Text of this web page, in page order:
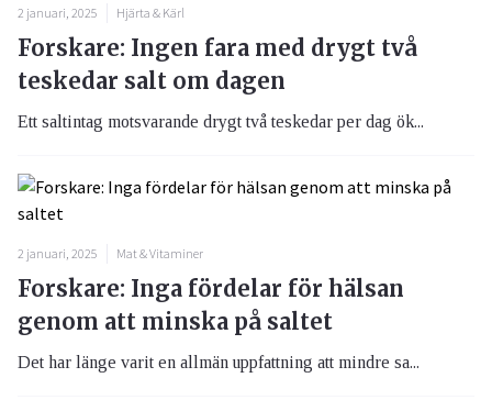
2 januari, 2025 Hjärta & Kärl
Forskare: Ingen fara med drygt två
teskedar salt om dagen
Ett saltintag motsvarande drygt två teskedar per dag ök...
2 januari, 2025 Mat & Vitaminer
Forskare: Inga fördelar för hälsan
genom att minska på saltet
Det har länge varit en allmän uppfattning att mindre sa...